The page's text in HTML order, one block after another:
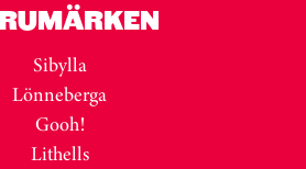
Sibylla
Lönneberga
Gooh!
Lithells